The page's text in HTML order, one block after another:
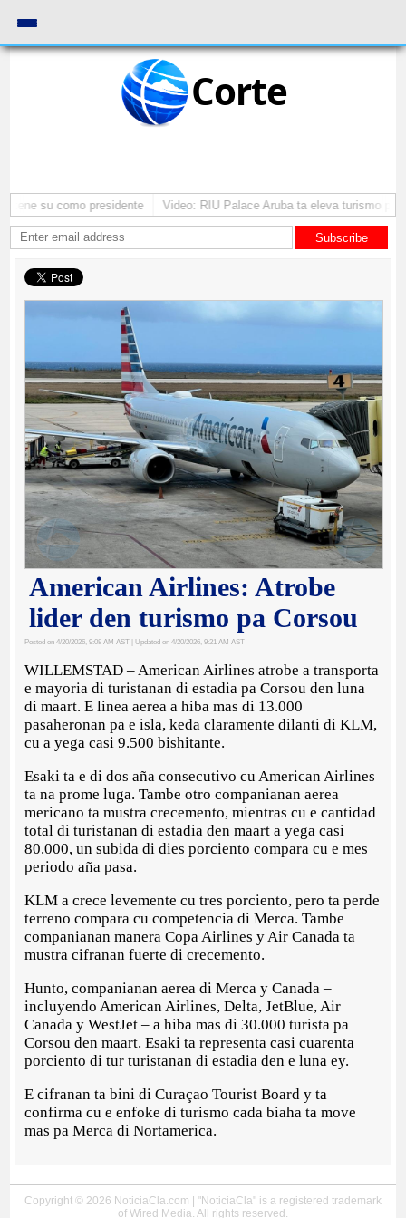
Corte
su como presidente Video: RIU Palace Aruba ta eleva turismo
Subscribe
American Airlines: Atrobe
lider den turismo pa Corsou
Posted on 4/20/2026, 9:08 AM AST | Updated on 4/20/2026, 9:21 AM AST
WILLEMSTAD – American Airlines atrobe a transporta
e mayoria di turistanan di estadia pa Corsou den luna
di maart. E linea aerea a hiba mas di 13.000
pasaheronan pa e isla, keda claramente dilanti di KLM,
cu a yega casi 9.500 bishitante.
Esaki ta e di dos aña consecutivo cu American Airlines
ta na prome luga. Tambe otro companianan aerea
mericano ta mustra crecemento, mientras cu e cantidad
total di turistanan di estadia den maart a yega casi
80.000, un subida di dies porciento compara cu e mes
periodo aña pasa.
KLM a crece levemente cu tres porciento, pero ta perde
terreno compara cu competencia di Merca. Tambe
companianan manera Copa Airlines y Air Canada ta
mustra cifranan fuerte di crecemento.
Hunto, companianan aerea di Merca y Canada –
incluyendo American Airlines, Delta, JetBlue, Air
Canada y WestJet – a hiba mas di 30.000 turista pa
Corsou den maart. Esaki ta representa casi cuarenta
porciento di tur turistanan di estadia den e luna ey.
E cifranan ta bini di Curaçao Tourist Board y ta
confirma cu e enfoke di turismo cada biaha ta move
mas pa Merca di Nortamerica.
Copyright © 2026 NoticiaCla.com | "NoticiaCla" is a registered trademark
of Wired Media. All rights reserved.